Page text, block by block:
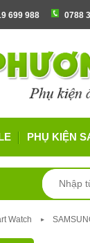
699 988 0788
PHỤ KIỆN
Watch